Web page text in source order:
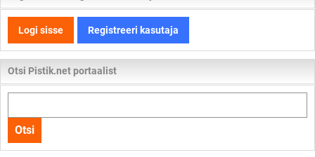
Logi sisse Registreeri kasutaja
Otsi Pistik.net portaalist
kogu
lehelt
Otsi